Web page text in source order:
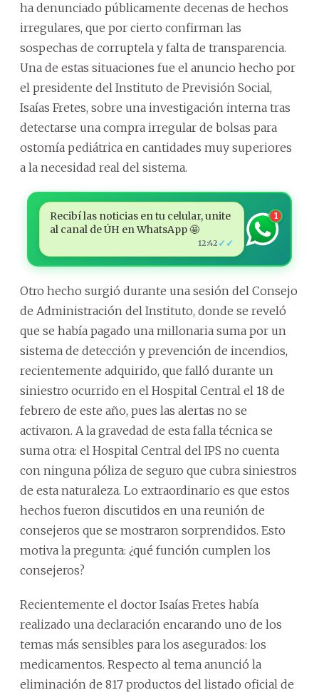
ha denunciado públicamente decenas de hechos
irregulares, que por cierto confirman las
sospechas de corruptela y falta de transparencia.
Una de estas situaciones fue el anuncio hecho por
el presidente del Instituto de Previsión Social,
Isaías Fretes, sobre una investigación interna tras
detectarse una compra irregular de bolsas para
ostomía pediátrica en cantidades muy superiores
a la necesidad real del sistema.
Recibí las noticias en tu celular, unite
al canal de ÚH en WhatsApp 🤩
12:42 ✓✓
1
Otro hecho surgió durante una sesión del Consejo
de Administración del Instituto, donde se reveló
que se había pagado una millonaria suma por un
sistema de detección y prevención de incendios,
recientemente adquirido, que falló durante un
siniestro ocurrido en el Hospital Central el 18 de
febrero de este año, pues las alertas no se
activaron. A la gravedad de esta falla técnica se
suma otra: el Hospital Central del IPS no cuenta
con ninguna póliza de seguro que cubra siniestros
de esta naturaleza. Lo extraordinario es que estos
hechos fueron discutidos en una reunión de
consejeros que se mostraron sorprendidos. Esto
motiva la pregunta: ¿qué función cumplen los
consejeros?
Recientemente el doctor Isaías Fretes había
realizado una declaración encarando uno de los
temas más sensibles para los asegurados: los
medicamentos. Respecto al tema anunció la
eliminación de 817 productos del listado oficial de